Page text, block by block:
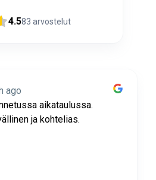
4.583 arvostelut
ago
aikataulussa.
ja kohtelias.